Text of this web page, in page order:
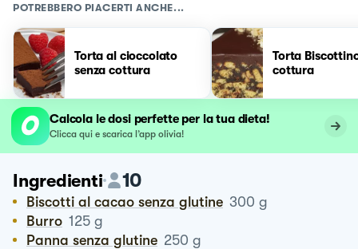
POTREBBERO PIACERTI ANCHE...
Torta al cioccolato
senza cottura
Torta
cottura
Calcola le dosi perfette per la tua dieta!
Clicca qui e scarica l’app olivia!
Ingredienti 10
Biscotti al cacao senza glutine 300 g
Burro 125 g
Panna senza glutine 250 g